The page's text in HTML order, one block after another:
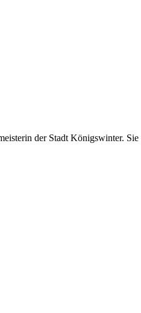
der Stadt Königswinter.